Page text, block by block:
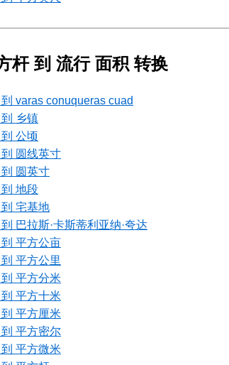
杆 到 流行 面积 转换
varas conuqueras cuad
乡镇
公顷
圆线英寸
圆英寸
地段
宅基地
巴拉斯·卡斯蒂利亚纳·夸达
平方公亩
平方公里
平方分米
平方十米
平方厘米
平方密尔
平方微米